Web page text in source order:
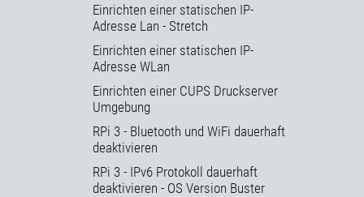
Einrichten einer statischen IP-
Adresse Lan - Stretch
Einrichten einer statischen IP-
Adresse WLan
Einrichten einer CUPS Druckserver
Umgebung
RPi 3 - Bluetooth und WiFi dauerhaft
deaktivieren
RPi 3 - IPv6 Protokoll dauerhaft
deaktivieren - OS Version Buster